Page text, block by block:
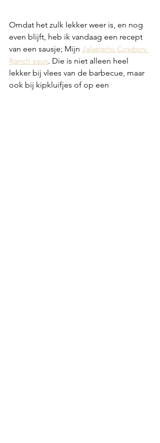
Omdat het zulk lekker weer is, en nog
even blijft, heb ik vandaag een recept
van een sausje; Mijn Jalapeño Cowboy
Ranch saus. Die is niet alleen heel
lekker bij vlees van de barbecue, maar
ook bij kipkluifjes of op een